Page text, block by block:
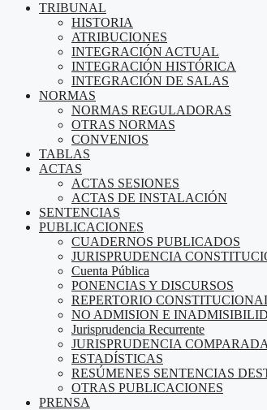
TRIBUNAL
HISTORIA
ATRIBUCIONES
INTEGRACIÓN ACTUAL
INTEGRACIÓN HISTÓRICA
INTEGRACIÓN DE SALAS
NORMAS
NORMAS REGULADORAS
OTRAS NORMAS
CONVENIOS
TABLAS
ACTAS
ACTAS SESIONES
ACTAS DE INSTALACIÓN
SENTENCIAS
PUBLICACIONES
CUADERNOS PUBLICADOS
JURISPRUDENCIA
Cuenta Pública
PONENCIAS Y DISCURSOS
REPERTORIO
NO ADMISION E
Jurisprudencia Recurrente
JURISPRUDENCIA COMPARADA
ESTADÍSTICAS
RESÚMENES SENTENCIAS
OTRAS PUBLICACIONES
PRENSA